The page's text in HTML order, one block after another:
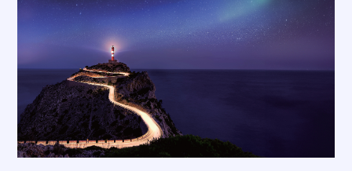
Wave
트렌드 프리뷰
MOEL 뉴스
팩트풀니스